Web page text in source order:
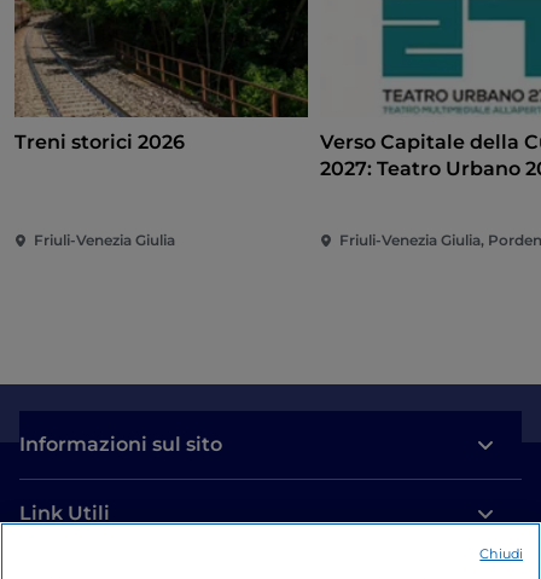
Treni storici 2026
Friuli-Venezia Giulia
Verso Capitale della
2027: Teatro Urbano 2027
Friuli-Venezia Giulia,
Informazioni sul sito
Link Utili
Chiudi